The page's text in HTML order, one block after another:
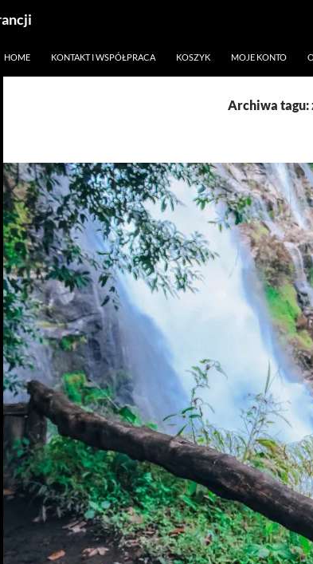
HOME KONTAKT I WSPÓŁPRACA KOSZYK MOJE KONTO
Archiwa tagu: